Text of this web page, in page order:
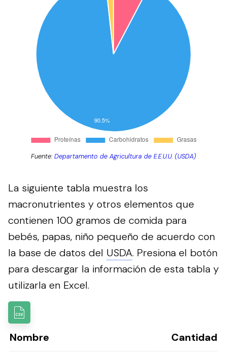
Fuente:Departamento de Agricultura de E.E.U.U. (USDA)
La siguiente tabla muestra los
macronutrientes y otros elementos que
contienen 100 gramos de comida para
bebés, papas, niño pequeño de acuerdo con
la base de datos del USDA. Presiona el botón
para descargar la información de esta tabla y
utilizarla en Excel.
Nombre
Cantidad